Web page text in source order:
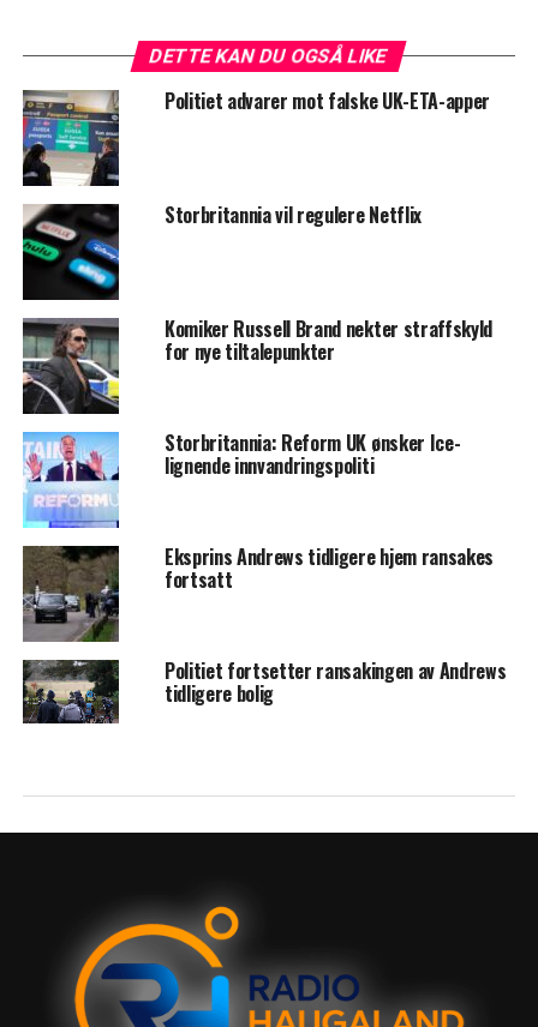
DETTE KAN DU OGSÅ LIKE
Politiet advarer mot falske UK-ETA-apper
Storbritannia vil regulere Netflix
Komiker Russell Brand nekter straffskyld
for nye tiltalepunkter
Storbritannia: Reform UK ønsker Ice-
lignende innvandringspoliti
Eksprins Andrews tidligere hjem ransakes
fortsatt
Politiet fortsetter ransakingen av Andrews
tidligere bolig